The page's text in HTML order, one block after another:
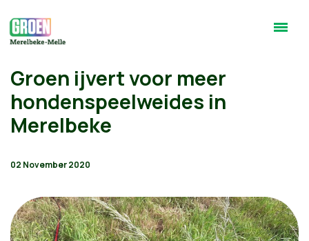
Groen ijvert voor meer
hondenspeelweides in
Merelbeke
02 November 2020